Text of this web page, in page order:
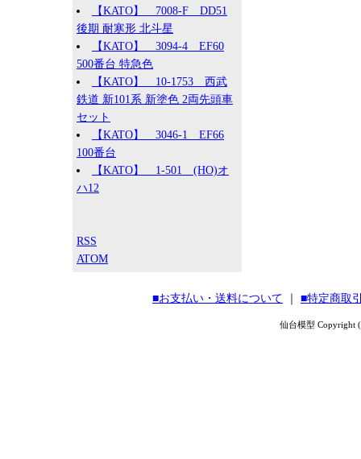
【KATO】 7008-F DD51
後期 耐寒形 北斗星
【KATO】 3094-4 EF60
500番台 特急色
【KATO】 10-1753 西武
鉄道 新101系 新塗色 2両先頭車
セット
【KATO】 3046-1 EF66
100番台
【KATO】 1-501 (HO)オ
ハ12
RSS
ATOM
■お支払い・送料について ■特定商取
仙台模型 Copyright